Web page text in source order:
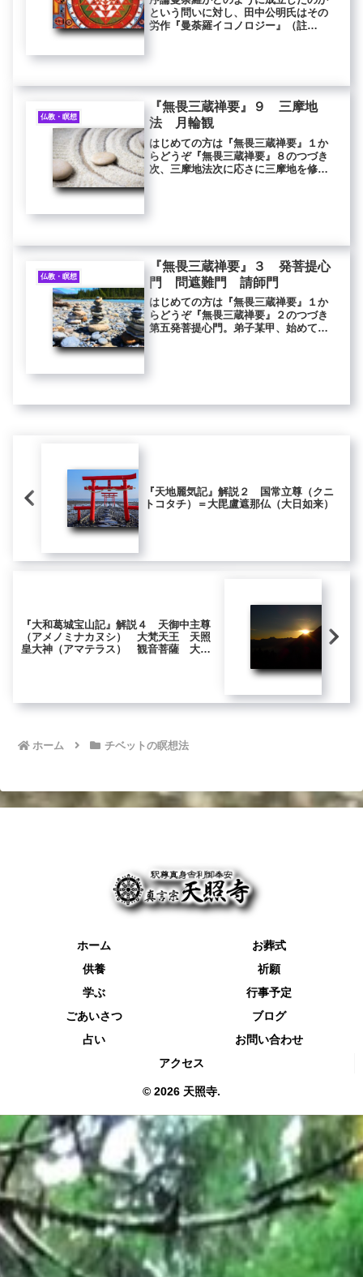
という問いに対し、田中公明氏はその
労作『曼荼羅イコノロジー』（註
は以下の...
仏教・瞑想
『無畏三蔵禅要』９ 三摩地
法 月輪観
はじめての方は『無畏三蔵禅要』１か
らどうぞ『無畏三蔵禅要』８のつづき
次、三摩地法次に応さに三摩地を修す
仏教・瞑想
『無畏三蔵禅要』３ 発菩提心
門 問遮難門 請師門
はじめての方は『無畏三蔵禅要』１か
らどうぞ『無畏三蔵禅要』２のつづき
第五発菩提心門。弟子某甲、始めて今
『天地麗気記』解説２ 国常立尊（クニ
トコタチ）＝大毘盧遮那仏（大日如来）
『大和葛城宝山記』解説４ 天御中主尊
（アメノミナカヌシ） 大梵天王 天照
皇大神（アマテラス） 観音菩薩 大日
ホーム チベットの瞑想法
ホーム
お葬式
供養
祈願
学ぶ
行事予定
ごあいさつ
ブログ
占い
お問い合わせ
アクセス
© 2026 天照寺.